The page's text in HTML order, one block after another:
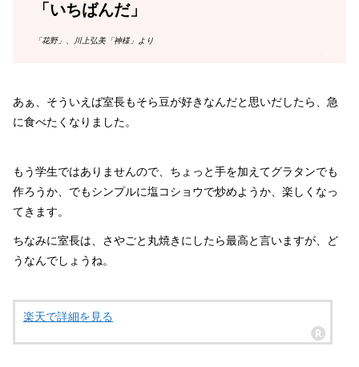
「いちばんだ」
「花野」、川上弘美「神様」より
あぁ、そういえば室長もそら豆が好きなんだと思いだしたら、急
に食べたくなりました。
もう学生ではありませんので、ちょっと手を加えてグラタンでも
作ろうか、でもシンプルに塩コショウで炒めようか、楽しくなっ
てきます。
ちなみに室長は、さやごと丸焼きにしたら最高と言いますが、ど
うなんでしょうね。
楽天で詳細を見る